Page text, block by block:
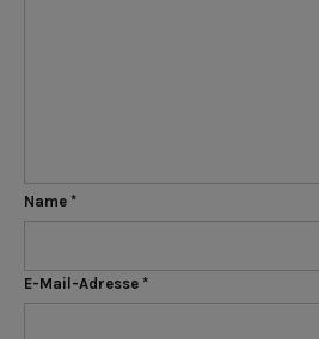
Name *
E-Mail-Adresse *